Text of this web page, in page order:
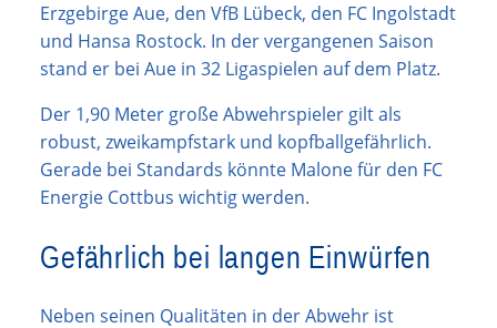
Erzgebirge Aue, den VfB Lübeck, den FC Ingolstadt
und Hansa Rostock. In der vergangenen Saison
stand er bei Aue in 32 Ligaspielen auf dem Platz.
Der 1,90 Meter große Abwehrspieler gilt als
robust, zweikampfstark und kopfballgefährlich.
Gerade bei Standards könnte Malone für den FC
Energie Cottbus wichtig werden.
Gefährlich bei langen Einwürfen
Neben seinen Qualitäten in der Abwehr ist